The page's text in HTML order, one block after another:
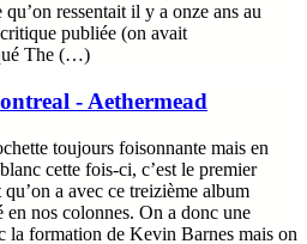
ressentait il y a onze ans au
publiée (on avait
The (…)
- Aethermead
toujours foisonnante mais en
cette fois-ci, c’est le premier
qu’on a avec ce treizième album
en nos colonnes. On a donc une
la formation de Kevin Barnes mais on